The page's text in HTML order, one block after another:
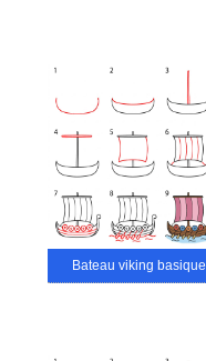
Bateau viking basique